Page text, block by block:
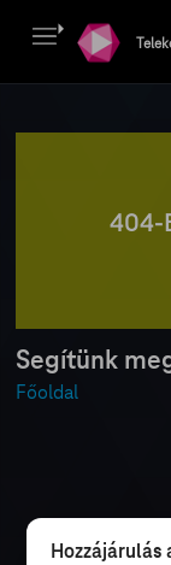
404-
Segítünk
Főoldal
Hozzájárulás